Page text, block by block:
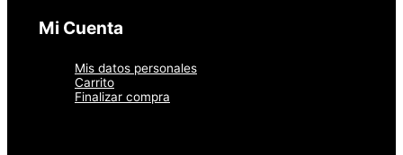
Mi Cuenta
Mis datos personales
Carrito
Finalizar compra